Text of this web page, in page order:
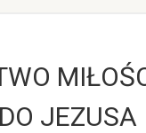
JEZUSA